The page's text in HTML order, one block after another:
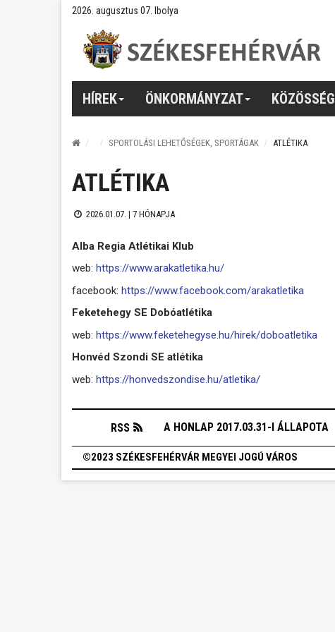
2026. augusztus 07. Ibolya
HÍREK ÖNKORMÁNYZAT KÖZÖSSÉG
SPORTOLÁSI LEHETŐSÉGEK, SPORTÁGAK ATLÉTIKA
ATLÉTIKA
2026.01.07. | 7 HÓNAPJA
Alba Regia Atlétikai Klub
web: https://www.arakatletika.hu/
facebook: https://www.facebook.com/arakatletika
Feketehegy SE Dobóatlétika
web: https://www.feketehegyse.hu/hirek/doboatletika
Honvéd Szondi SE atlétika
web: https://honvedszondise.hu/atletika/
RSS A HONLAP 2017.03.31-I ÁLLAPOTA
©2023 SZÉKESFEHÉRVÁR MEGYEI JOGÚ VÁROS